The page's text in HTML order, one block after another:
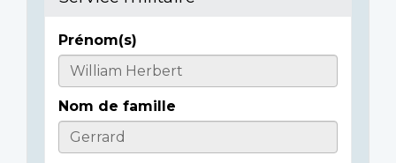
Casualty
Details
Prénom(s)
Nom de famille